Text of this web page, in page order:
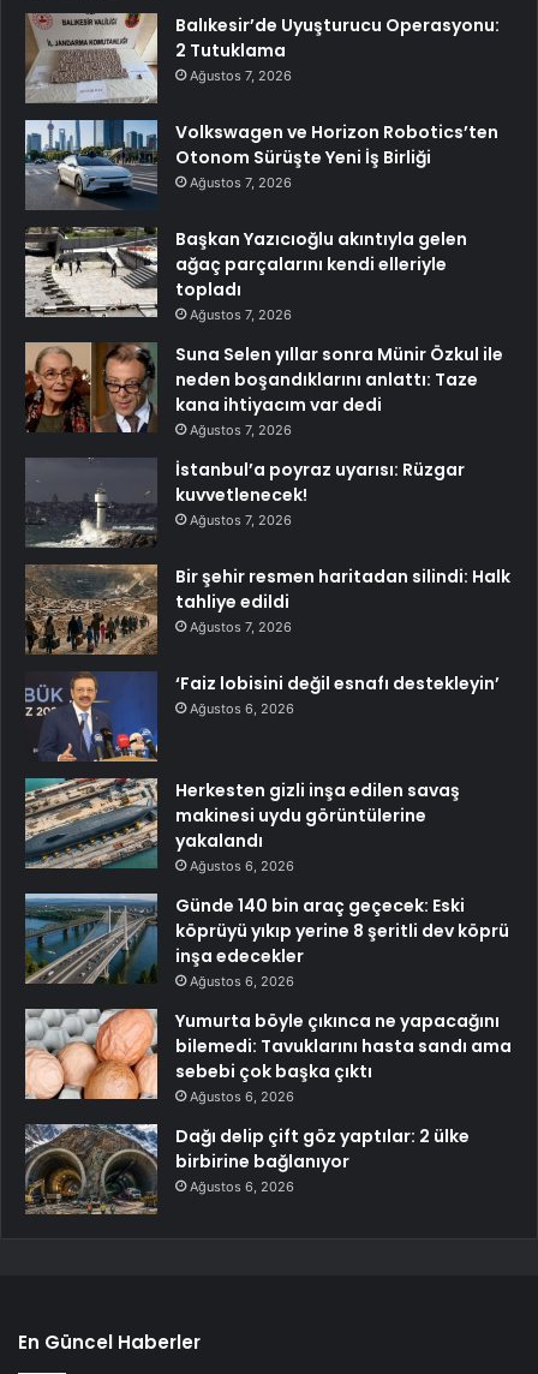
Balıkesir’de Uyuşturucu Operasyonu:
2 Tutuklama
Ağustos 7, 2026
Volkswagen ve Horizon Robotics’ten
Otonom Sürüşte Yeni İş Birliği
Ağustos 7, 2026
Başkan Yazıcıoğlu akıntıyla gelen
ağaç parçalarını kendi elleriyle
topladı
Ağustos 7, 2026
Suna Selen yıllar sonra Münir Özkul ile
neden boşandıklarını anlattı: Taze
kana ihtiyacım var dedi
Ağustos 7, 2026
İstanbul’a poyraz uyarısı: Rüzgar
kuvvetlenecek!
Ağustos 7, 2026
Bir şehir resmen haritadan silindi: Halk
tahliye edildi
Ağustos 7, 2026
‘Faiz lobisini değil esnafı destekleyin’
Ağustos 6, 2026
Herkesten gizli inşa edilen savaş
makinesi uydu görüntülerine
yakalandı
Ağustos 6, 2026
Günde 140 bin araç geçecek: Eski
köprüyü yıkıp yerine 8 şeritli dev köprü
inşa edecekler
Ağustos 6, 2026
Yumurta böyle çıkınca ne yapacağını
bilemedi: Tavuklarını hasta sandı ama
sebebi çok başka çıktı
Ağustos 6, 2026
Dağı delip çift göz yaptılar: 2 ülke
birbirine bağlanıyor
Ağustos 6, 2026
En Güncel Haberler